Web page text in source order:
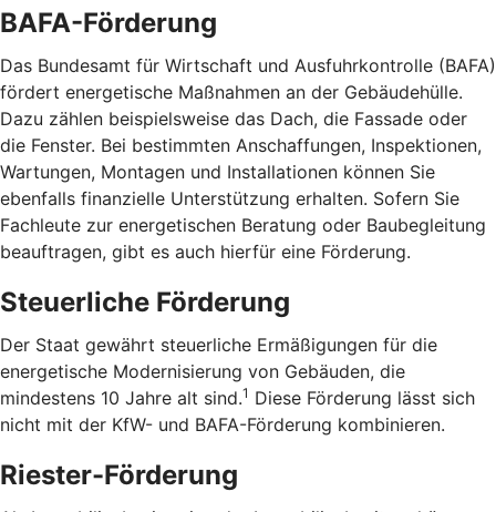
BAFA-Förderung
Das Bundesamt für Wirtschaft und Ausfuhrkontrolle (BAFA)
fördert energetische Maßnahmen an der Gebäudehülle.
Dazu zählen beispielsweise das Dach, die Fassade oder
die Fenster. Bei bestimmten Anschaffungen, Inspektionen,
Wartungen, Montagen und Installationen können Sie
ebenfalls finanzielle Unterstützung erhalten. Sofern Sie
Fachleute zur energetischen Beratung oder Baubegleitung
beauftragen, gibt es auch hierfür eine Förderung.
Steuerliche Förderung
Der Staat gewährt steuerliche Ermäßigungen für die
energetische Modernisierung von Gebäuden, die
mindestens 10 Jahre alt sind.1 Diese Förderung lässt sich
nicht mit der KfW- und BAFA-Förderung kombinieren.
Riester-Förderung